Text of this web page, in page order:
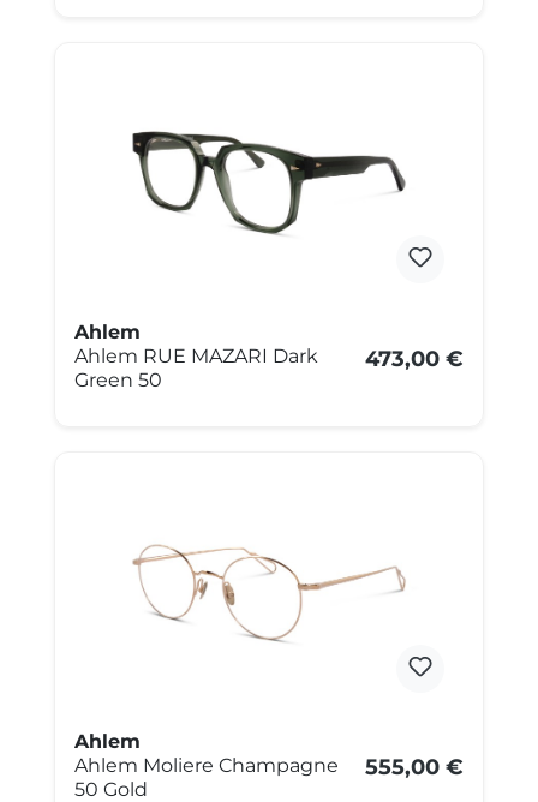
Ahlem
Ahlem RUE MAZARI Dark
Green 50
473,00 €
Ahlem
Ahlem Moliere Champagne
50 Gold
555,00 €